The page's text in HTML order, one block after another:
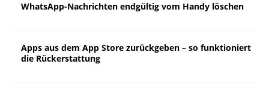
WhatsApp-Nachrichten endgültig vom Handy löschen
Apps aus dem App Store zurückgeben – so funktioniert
die Rückerstattung